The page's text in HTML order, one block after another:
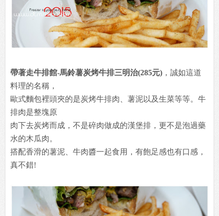
帶著走牛排館-馬鈴薯炭烤牛排三明治(285元) ，誠如這道
料理的名稱，
歐式麵包裡頭夾的是炭烤牛排肉、薯泥以及生菜等等。牛
排肉是整塊原
肉下去炭烤而成，不是碎肉做成的漢堡排，更不是泡過藥
水的木瓜肉。
搭配香滑的薯泥、牛肉醬一起食用，有飽足感也有口感，
真不錯!